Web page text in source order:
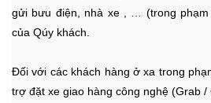
gửi bưu điện, nhà xe , … (trong
của Qúy khách.
Đối với các khách hàng ở xa trong
trợ đặt xe giao hàng công nghệ (Grab